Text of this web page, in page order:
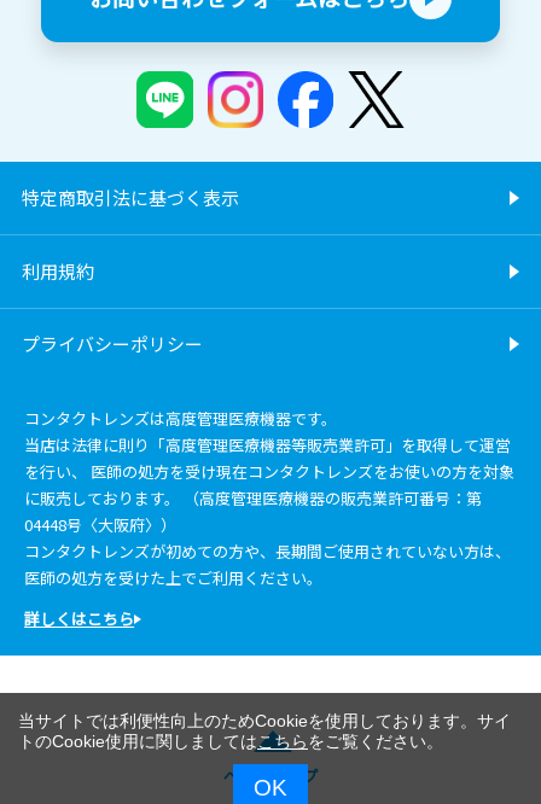
特定商取引法に基づく表示
利用規約
プライバシーポリシー
コンタクトレンズは高度管理医療機器です。
当店は法律に則り「高度管理医療機器等販売業許可」を取得して運営
を行い、 医師の処方を受け現在コンタクトレンズをお使いの方を対象
に販売しております。 （高度管理医療機器の販売業許可番号：第
04448号〈大阪府〉）
コンタクトレンズが初めての方や、長期間ご使用されていない方は、
医師の処方を受けた上でご利用ください。
詳しくはこちら
ページトップ
当サイトでは利便性向上のためCookieを使用しております。サイ
トのCookie使用に関しましてはこちらをご覧ください。
OK